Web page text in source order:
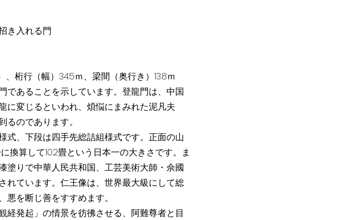
き入れる門
行（幅）34.5ｍ、梁間（奥行き）13.8ｍ
であることを示しています。登龍門は、中国
に変じるといわれ、煩悩にまみれた泥凡夫
のであります。
式、下段は四手先総詰組様式です。正面の山
換算して10.2畳という日本一の大きさです。ま
塗りで中華人民共和国、工芸美術大師・佘國
れています。仁王像は、世界最大級にして総
を断じ善をすすめます。
経発起」の情景を彷彿させる、阿難尊者と目